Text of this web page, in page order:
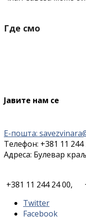
Где смо
Јавите нам се
Е-пошта:
Телефон: +381 11
Адреса: Булевар
+381 11 244 24 00,
Twitter
Facebook